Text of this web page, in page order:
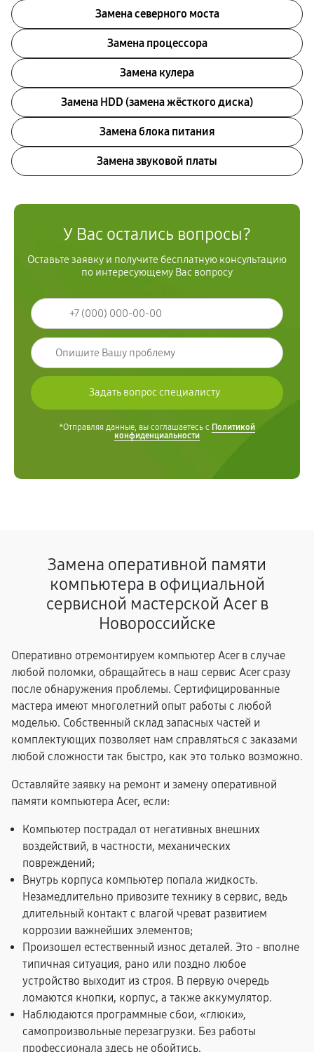
Замена северного моста
Замена процессора
Замена кулера
Замена HDD (замена жёсткого диска)
Замена блока питания
Замена звуковой платы
У Вас остались вопросы?
Оставьте заявку и получите бесплатную консультацию
по интересующему Вас вопросу
*Отправляя данные, вы соглашаетесь с Политикой
конфиденциальности
Замена оперативной памяти
компьютера в официальной
сервисной мастерской Acer в
Новороссийске
Оперативно отремонтируем компьютер Acer в случае
любой поломки, обращайтесь в наш сервис Acer сразу
после обнаружения проблемы. Сертифицированные
мастера имеют многолетний опыт работы с любой
моделью. Собственный склад запасных частей и
комплектующих позволяет нам справляться с заказами
любой сложности так быстро, как это только возможно.
Оставляйте заявку на ремонт и замену оперативной
памяти компьютера Acer, если:
Компьютер пострадал от негативных внешних
воздействий, в частности, механических
повреждений;
Внутрь корпуса компьютер попала жидкость.
Незамедлительно привозите технику в сервис, ведь
длительный контакт с влагой чреват развитием
коррозии важнейших элементов;
Произошел естественный износ деталей. Это - вполне
типичная ситуация, рано или поздно любое
устройство выходит из строя. В первую очередь
ломаются кнопки, корпус, а также аккумулятор.
Наблюдаются программные сбои, «глюки»,
самопроизвольные перезагрузки. Без работы
профессионала здесь не обойтись.